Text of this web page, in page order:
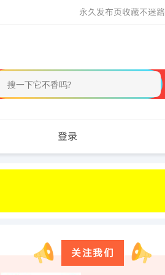
永久发布页收藏不迷路
登录
关注我们